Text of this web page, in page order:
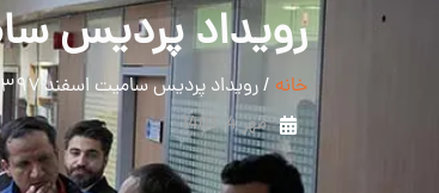
رویداد پردیس
خانه /رویداد پردیس سامیت اسفند ۱۳۹۷
مهر 4, 1403